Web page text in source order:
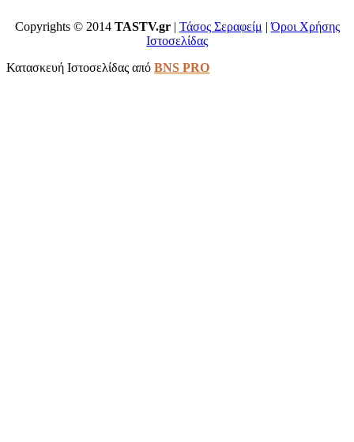
Copyrights © 2014 TASTV.gr| Τάσος Σεραφείμ |Όροι Χρήσης
Ιστοσελίδας
Κατασκευή Ιστοσελίδας από BNS PRO